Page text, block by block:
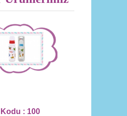
: 100